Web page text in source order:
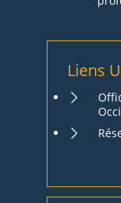
Liens